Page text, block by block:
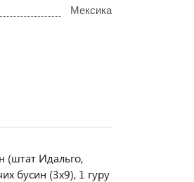
Мексика
(штат Идальго,
бусин (3х9), 1 гуру